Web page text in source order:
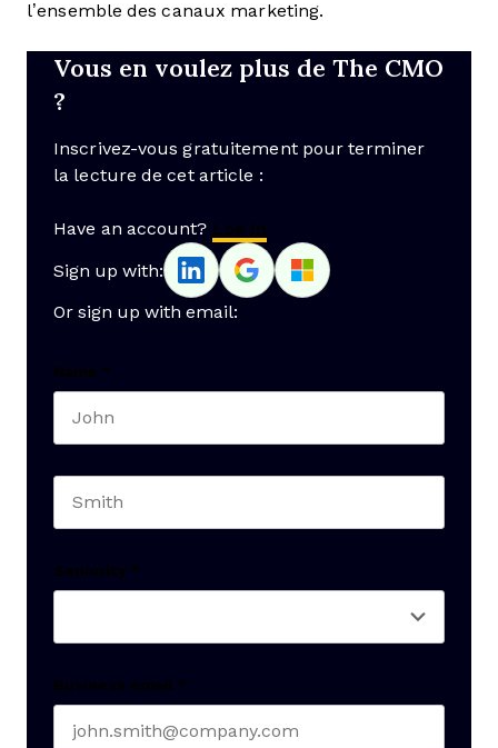
l’ensemble des canaux marketing.
Vous en voulez plus de The CMO
?
Inscrivez-vous gratuitement pour terminer
la lecture de cet article :
Have an account? Log In
Sign up with:
Or sign up with email:
Name *
Seniority *
Business email *